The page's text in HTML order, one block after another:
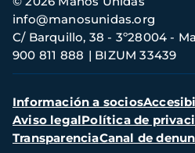
de
contacto
C/ Barquillo, 38 - 3º28004 -
900 811 888
BIZUM 33439
info@manosunidas.org
Menú
secundario
Información a socios
Aviso legalPolítica de
TransparenciaCanal de